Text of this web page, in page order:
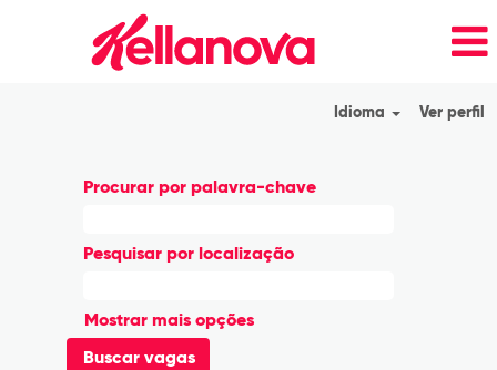
Idioma Ver perfil
Procurar por palavra-chave
Pesquisar por localização
Mostrar mais opções